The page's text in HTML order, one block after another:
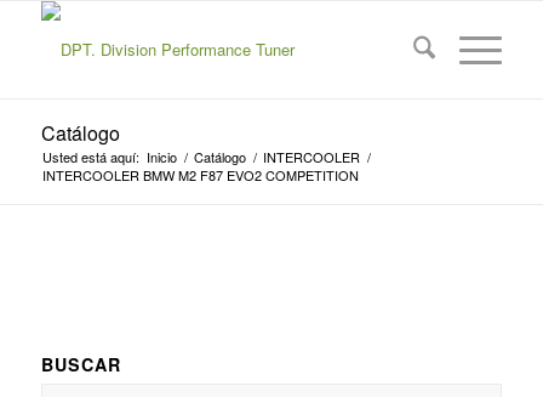
Catálogo
Usted está aquí: Inicio / Catálogo / INTERCOOLER /
INTERCOOLER BMW M2 F87 EVO2 COMPETITION
BUSCAR